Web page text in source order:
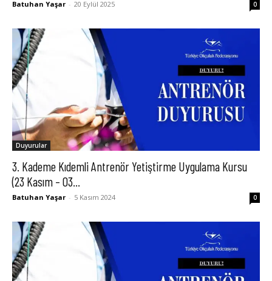
Batuhan Yaşar - 20 Eylül 2025 0
Duyurular
3. Kademe Kıdemli Antrenör Yetiştirme Uygulama Kursu
(23 Kasım – 03...
Batuhan Yaşar - 5 Kasım 2024 0